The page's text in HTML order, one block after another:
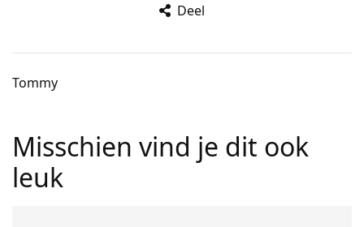
Deel
Tommy
Misschien vind je dit ook
leuk